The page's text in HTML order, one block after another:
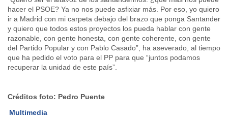
hacer el PSOE? Ya no nos puede asfixiar más. Por eso, yo quiero
ir a Madrid con mi carpeta debajo del brazo que ponga Santander
y quiero que todos estos proyectos los pueda hablar con gente
razonable, con gente honesta, con gente coherente, con gente
del Partido Popular y con Pablo Casado”, ha aseverado, al tiempo
que ha pedido el voto para el PP para que “juntos podamos
recuperar la unidad de este país”.
Créditos foto: Pedro Puente
Multimedia